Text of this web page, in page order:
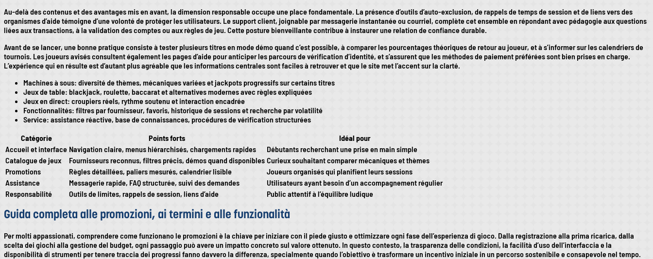
Au-delà des contenus et des avantages mis en avant, la dimension responsable occupe une place fondamentale. La présence d’outils d’auto-exclusion, de rappels de temps de session et de liens vers des
organismes d’aide témoigne d’une volonté de protéger les utilisateurs. Le support client, joignable par messagerie instantanée ou courriel, complète cet ensemble en répondant avec pédagogie aux questions
liées aux transactions, à la validation des comptes ou aux règles de jeu. Cette posture bienveillante contribue à instaurer une relation de confiance durable.
Avant de se lancer, une bonne pratique consiste à tester plusieurs titres en mode démo quand c’est possible, à comparer les pourcentages théoriques de retour au joueur, et à s’informer sur les calendriers de
tournois. Les joueurs avisés consultent également les pages d’aide pour anticiper les parcours de vérification d’identité, et s’assurent que les méthodes de paiement préférées sont bien prises en charge.
L’expérience qui en résulte est d’autant plus agréable que les informations centrales sont faciles à retrouver et que le site met l’accent sur la clarté.
Machines à sous: diversité de thèmes, mécaniques variées et jackpots progressifs sur certains titres
Jeux de table: blackjack, roulette, baccarat et alternatives modernes avec règles expliquées
Jeux en direct: croupiers réels, rythme soutenu et interaction encadrée
Fonctionnalités: filtres par fournisseur, favoris, historique de sessions et recherche par volatilité
Service: assistance réactive, base de connaissances, procédures de vérification structurées
Catégorie
Points forts
Idéal pour
Accueil et interface Navigation claire, menus hiérarchisés, chargements rapides
Débutants recherchant une prise en main simple
Catalogue de jeux
Fournisseurs reconnus, filtres précis, démos quand disponibles Curieux souhaitant comparer mécaniques et thèmes
Promotions
Règles détaillées, paliers mesurés, calendrier lisible
Joueurs organisés qui planifient leurs sessions
Assistance
Messagerie rapide, FAQ structurée, suivi des demandes
Utilisateurs ayant besoin d’un accompagnement régulier
Responsabilité
Outils de limites, rappels de session, liens d’aide Public attentif à l’équilibre ludique
Guida completa alle promozioni, ai termini e alle funzionalità
Per molti appassionati, comprendere come funzionano le promozioni è la chiave per iniziare con il piede giusto e ottimizzare ogni fase dell’esperienza di gioco. Dalla registrazione alla prima ricarica, dalla
scelta dei giochi alla gestione del budget, ogni passaggio può avere un impatto concreto sul valore ottenuto. In questo contesto, la trasparenza delle condizioni, la facilità d’uso dell’interfaccia e la
disponibilità di strumenti per tenere traccia dei progressi fanno davvero la differenza, specialmente quando l’obiettivo è trasformare un incentivo iniziale in un percorso sostenibile e consapevole nel tempo.